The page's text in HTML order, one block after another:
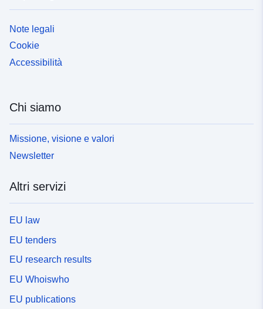
Note legali
Cookie
Accessibilità
Chi siamo
Missione, visione e valori
Newsletter
Altri servizi
EU law
EU tenders
EU research results
EU Whoiswho
EU publications